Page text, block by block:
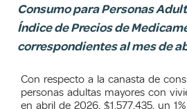
Consumo para Personas
Índice de Precios de
correspondientes al mes de
Con respecto a la canasta de
personas adultas mayores con
en abril de 2026, $1.577,435, un